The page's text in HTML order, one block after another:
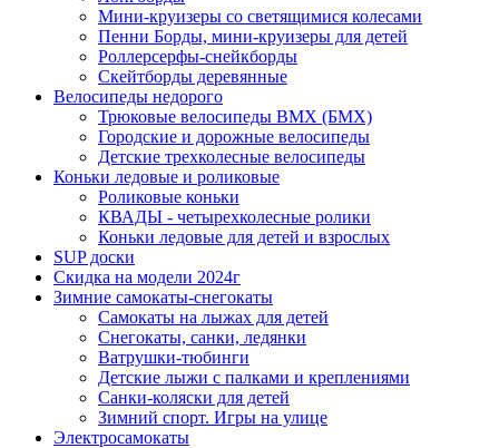
Мини-круизеры со светящимися колесами
Пенни Борды, мини-круизеры для детей
Роллерсерфы-снейкборды
Скейтборды деревянные
Велосипеды недорого
Трюковые велосипеды BMX (БМХ)
Городские и дорожные велосипеды
Детские трехколесные велосипеды
Коньки ледовые и роликовые
Роликовые коньки
КВАДЫ - четырехколесные ролики
Коньки ледовые для детей и взрослых
SUP доски
Скидка на модели 2024г
Зимние самокаты-снегокаты
Самокаты на лыжах для детей
Снегокаты, санки, ледянки
Ватрушки-тюбинги
Детские лыжи с палками и креплениями
Санки-коляски для детей
Зимний спорт. Игры на улице
Электросамокаты